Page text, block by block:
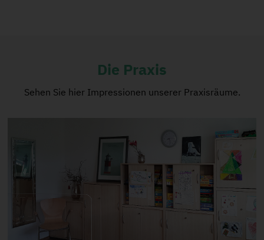
Die Praxis
Sehen Sie hier Impressionen unserer Praxisräume.